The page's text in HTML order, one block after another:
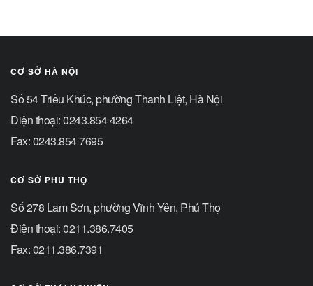
CƠ SỞ HÀ NỘI
Số 54 Triều Khúc, phường Thanh Liệt, Hà Nội
Điện thoại: 0243.854 4264
Fax: 0243.854 7695
CƠ SỞ PHÚ THỌ
Số 278 Lam Sơn, phường Vĩnh Yên, Phú Thọ
Điện thoại: 0211.386.7405
Fax: 0211.386.7391